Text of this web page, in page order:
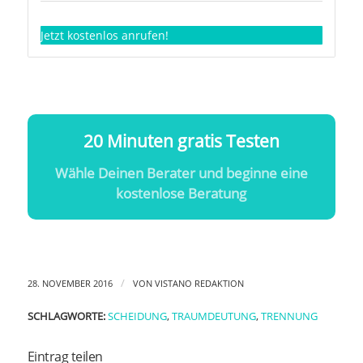
Jetzt kostenlos anrufen!
20 Minuten gratis Testen
Wähle Deinen Berater und beginne eine
kostenlose Beratung
28. NOVEMBER 2016 / VON VISTANO REDAKTION
SCHLAGWORTE: SCHEIDUNG,TRAUMDEUTUNG,TRENNUNG
Eintrag teilen